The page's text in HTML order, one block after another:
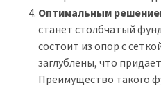
Оптимальным
станет столбчатый
состоит из опор с
заглублены, что
Преимущество такого